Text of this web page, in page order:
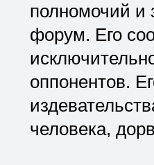
полномочий и
форум. Его
оппонентов.
человека,